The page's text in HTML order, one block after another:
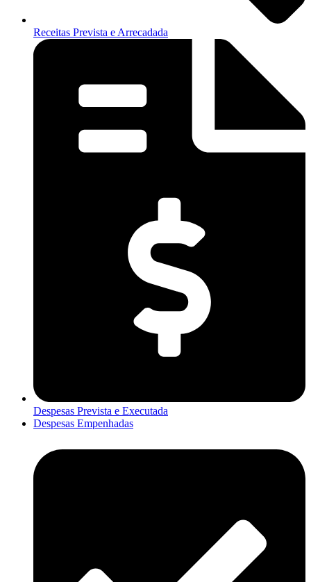
Receitas Prevista e Arrecadada
Despesas Prevista e Executada
Despesas Empenhadas